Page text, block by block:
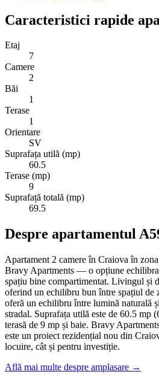
Caracteristici rapide
Etaj
7
Camere
2
Băi
1
Terase
1
Orientare
SV
Suprafața utilă (mp)
60.5
Terase (mp)
9
Suprafață totală (mp)
69.5
Despre apartamentul
Apartament 2 camere în Craiova în
Bravy Apartments — o opțiune
spațiu bine compartimentat. Livingul și
oferind un echilibru bun între spațiul de
oferă un echilibru între lumină naturală
stradal. Suprafața utilă este de 60.5 mp
terasă de 9 mp și baie. Bravy
este un proiect rezidențial nou din
locuire, cât și pentru investiție.
Află mai multe despre amplasare →